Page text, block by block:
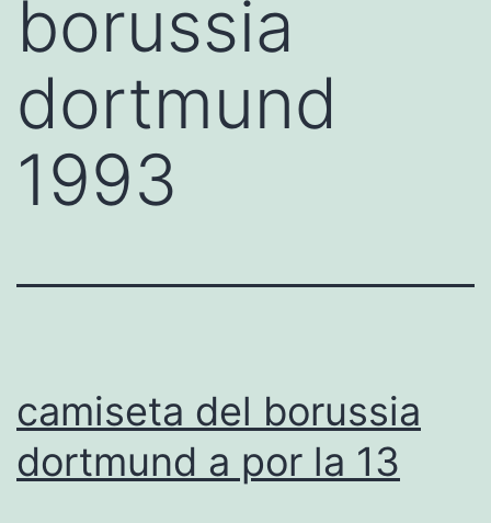
borussia
dortmund
1993
camiseta del borussia
dortmund a por la 13